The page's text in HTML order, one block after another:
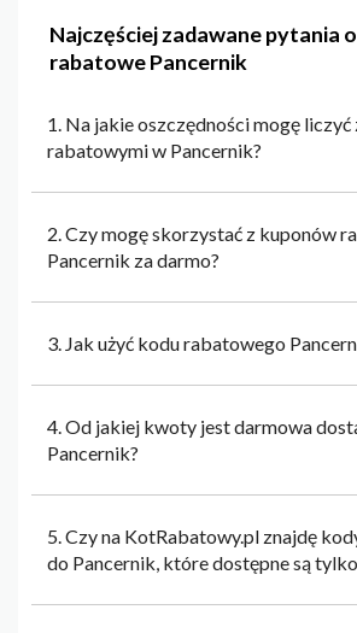
Najczęściej zadawane pytania
rabatowe Pancernik
1. Na jakie oszczędności mogę
rabatowymi w Pancernik?
2. Czy mogę skorzystać z kuponów
Pancernik za darmo?
3. Jak użyć kodu rabatowego
4. Od jakiej kwoty jest darmowa
Pancernik?
5. Czy na KotRabatowy.pl znajdę
do Pancernik, które dostępne są